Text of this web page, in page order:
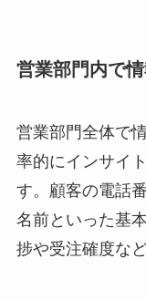
営業部門内で
営業部門全体で
率的にインサイ
す。顧客の電話
名前といった基
捗や受注確度な